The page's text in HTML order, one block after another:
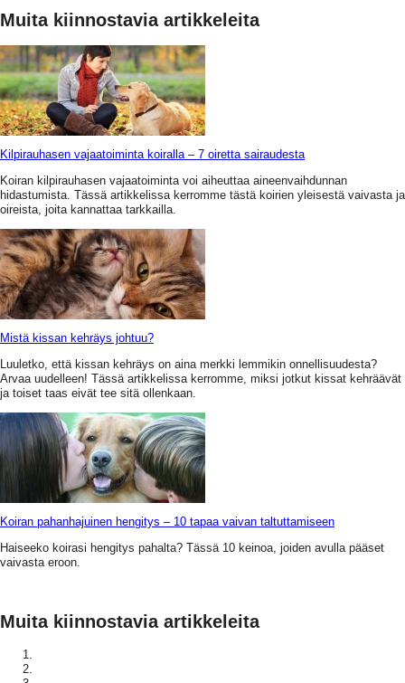
Muita kiinnostavia artikkeleita
Kilpirauhasen vajaatoiminta koiralla – 7 oiretta sairaudesta
Koiran kilpirauhasen vajaatoiminta voi aiheuttaa aineenvaihdunnan
hidastumista. Tässä artikkelissa kerromme tästä koirien yleisestä vaivasta ja
oireista, joita kannattaa tarkkailla.
Mistä kissan kehräys johtuu?
Luuletko, että kissan kehräys on aina merkki lemmikin onnellisuudesta?
Arvaa uudelleen! Tässä artikkelissa kerromme, miksi jotkut kissat kehräävät
ja toiset taas eivät tee sitä ollenkaan.
Koiran pahanhajuinen hengitys – 10 tapaa vaivan taltuttamiseen
Haiseeko koirasi hengitys pahalta? Tässä 10 keinoa, joiden avulla pääset
vaivasta eroon.
Muita kiinnostavia artikkeleita